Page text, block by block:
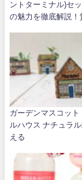
ントターミナル)セッ
の魅力を徹底解説！
ガーデンマスコット
ルハウス ナチュラ
える